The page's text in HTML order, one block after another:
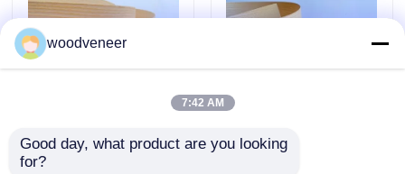
천연 나무 베니어판
나무 바닥 베니어
Moisture Resistant
woodveneer
7:42 AM
Good day, what product are you looking
for?